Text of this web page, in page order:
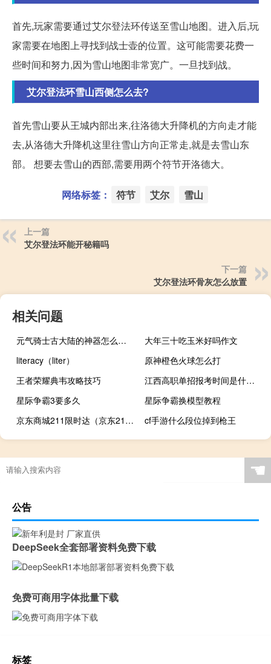
首先,玩家需要通过艾尔登法环传送至雪山地图。进入后,玩
家需要在地图上寻找到战士壶的位置。这可能需要花费一
些时间和努力,因为雪山地图非常宽广。一旦找到战。
艾尔登法环雪山西侧怎么去?
首先雪山要从王城内部出来,往洛德大升降机的方向走才能
去,从洛德大升降机这里往雪山方向正常走,就是去雪山东
部。 想要去雪山的西部,需要用两个符节开洛德大。
网络标签： 符节 艾尔 雪山
上一篇
艾尔登法环能开秘籍吗
下一篇
艾尔登法环骨灰怎么放置
相关问题
元气骑士古大陆的神器怎么通关
大年三十吃玉米好吗作文
literacy（liter）
原神橙色火球怎么打
王者荣耀典韦攻略技巧
江西高职单招报考时间是什么时候
星际争霸3要多久
星际争霸换模型教程
京东商城211限时达（京东211限时达是什么意思）
cf手游什么段位掉到枪王
☚
公告
DeepSeek全套部署资料免费下载
免费可商用字体批量下载
标签